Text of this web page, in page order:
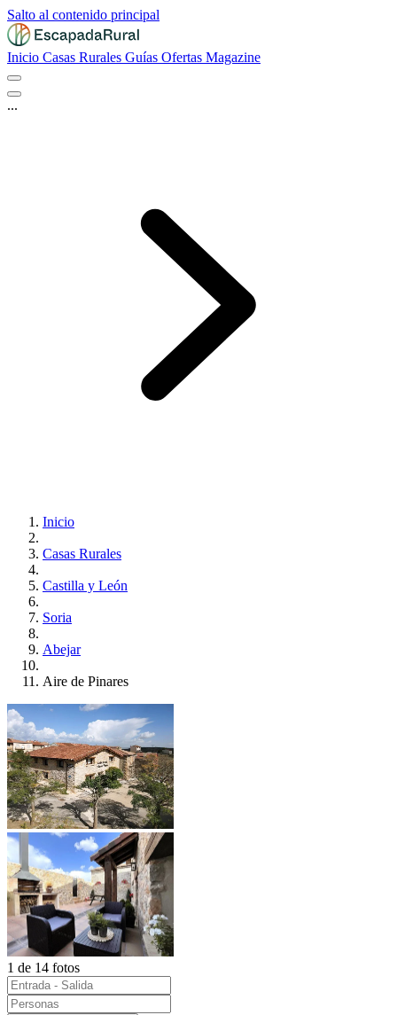
Salto al contenido principal
Inicio Casas Rurales Guías Ofertas Magazine
...
Inicio
Casas Rurales
Castilla y León
Soria
Abejar
Aire de Pinares
1 de 14 fotos